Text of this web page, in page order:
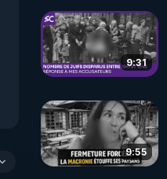
9:31
9:55